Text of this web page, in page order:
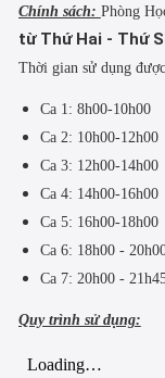
Chính sách: Phòng
từ Thứ Hai - Thứ
Thời gian sử dụng
Ca 1: 8h00-10h00
Ca 2: 10h00-12h00
Ca 3: 12h00-14h00
Ca 4: 14h00-16h00
Ca 5: 16h00-18h00
Ca 6: 18h00 -
Ca 7: 20h00 -
Quy trình sử dụng: